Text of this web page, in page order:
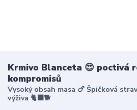
Krmivo Blanceta 😍 poctivá
kompromisů
Vysoký obsah masa 🍗 Špičková
výživa 🐈‍⬛🐕